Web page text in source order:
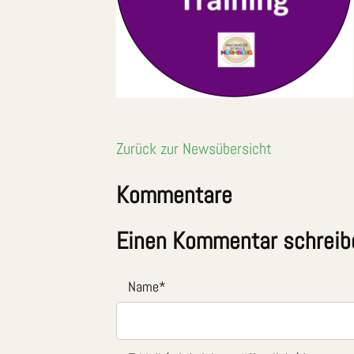
Zurück zur Newsübersicht
Kommentare
Einen Kommentar
Name*